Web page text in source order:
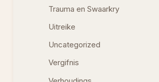
Trauma en Swaarkry
Uitreike
Uncategorized
Vergifnis